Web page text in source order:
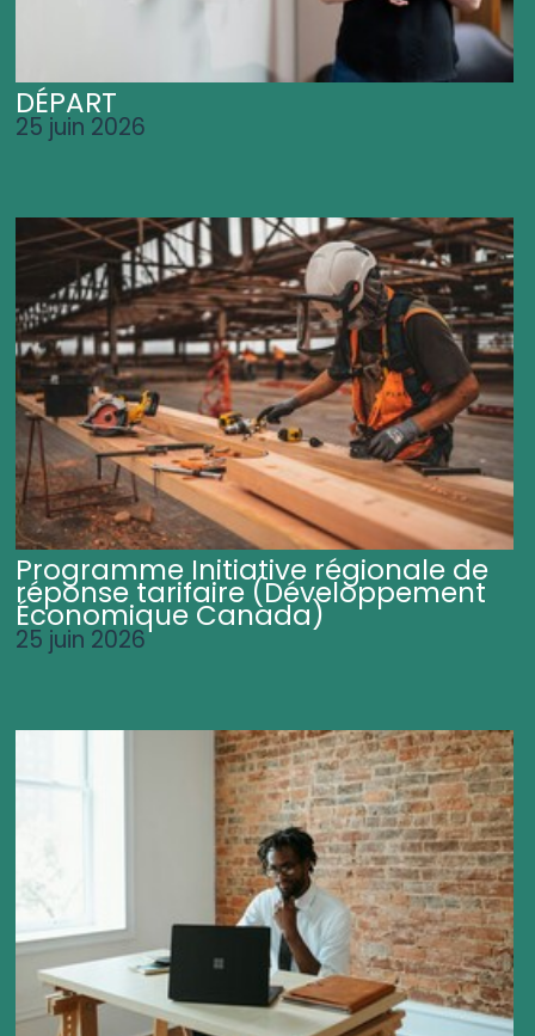
DÉPART
25 juin 2026
Programme Initiative régionale de
réponse tarifaire (Développement
Économique Canada)
25 juin 2026